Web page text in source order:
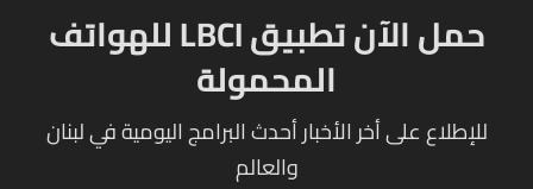
حمل الآن تطبيق LBCI للهواتف
المحمولة
للإطلاع على أخر الأخبار أحدث البرامج اليومية في لبنان
والعالم